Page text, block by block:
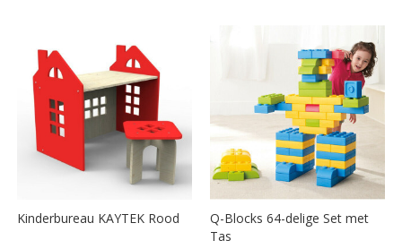
Kinderbureau KAYTEK Rood
Q-Blocks 64-delige Set met
Tas